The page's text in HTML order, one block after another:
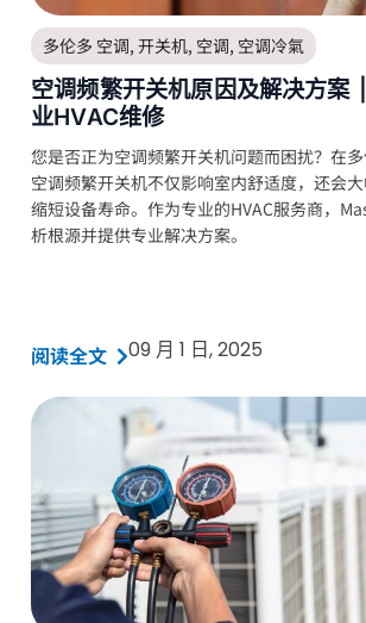
多伦多 空调, 开关机, 空调, 空调冷氣
空调频繁开关机原因及解决方
业HVAC维修
您是否正为空调频繁开关机问题而困扰？在多
空调频繁开关机不仅影响室内舒适度，还会
缩短设备寿命。作为专业的HVAC服务商，
析根源并提供专业解决方案。
阅读全文 09 月 1 日, 2025